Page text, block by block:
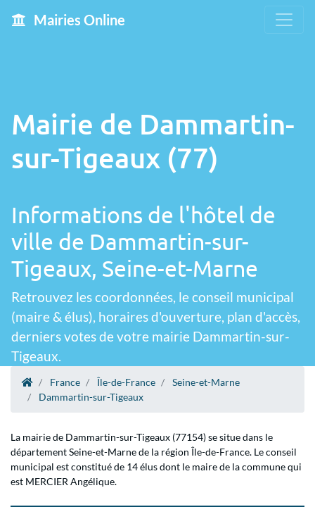
Mairies Online
Mairie de Dammartin-
sur-Tigeaux (77)
Informations de l'hôtel de
ville de Dammartin-sur-
Tigeaux, Seine-et-Marne
Retrouvez les coordonnées, le conseil municipal
(maire & élus), horaires d'ouverture, plan d'accès,
derniers votes de votre mairie Dammartin-sur-
Tigeaux.
France Île-de-France
Seine-et-Marne
Dammartin-sur-Tigeaux
La mairie de Dammartin-sur-Tigeaux (77154) se situe dans le
département Seine-et-Marne de la région Île-de-France. Le conseil
municipal est constitué de 14 élus dont le maire de la commune qui
est MERCIER Angélique.